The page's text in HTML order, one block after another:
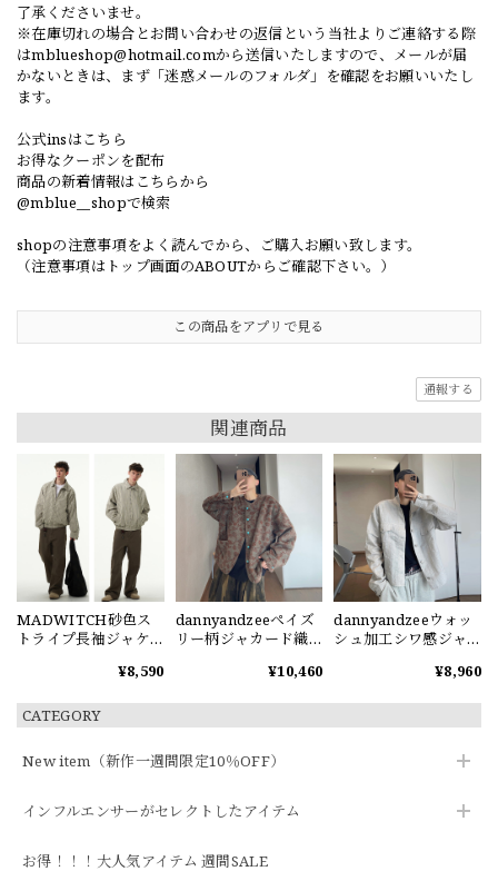
CATEGORY
New item（新作一週間限定10％OFF）
インフルエンサーがセレクトしたアイテム
お得！！！大人気アイテム 週間SALE
了承くださいませ。
※在庫切れの場合とお問い合わせの返信という当社よりご連絡する際
はmblueshop@hotmail.comから送信いたしますので、メールが届
かないときは、まず「迷惑メールのフォルダ」を確認をお願いいたし
ます。
公式insはこちら
お得なクーポンを配布
商品の新着情報はこちらから
@mblue__shopで検索
shopの注意事項をよく読んでから、ご購入お願い致します。
（注意事項はトップ画面のABOUTからご確認下さい。）
この商品をアプリで見る
通報する
関連商品
MADWITCH砂色ス
トライプ長袖ジャケ
¥8,590
dannyandzeeペイズ
リー柄ジャカード織
¥10,460
dannyandzeeウォッ
シュ加工シワ感ジャ
¥8,960